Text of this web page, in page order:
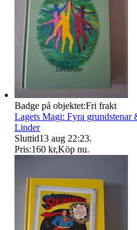
Badge på objektet:Fri frakt
Lagets Magi: Fyra
Linder
Sluttid13 aug 22:23.
Pris:160 kr,Köp nu.